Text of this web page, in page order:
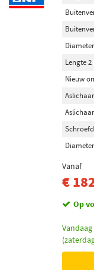
Lengte
Nieuw
Vanaf
€
Op